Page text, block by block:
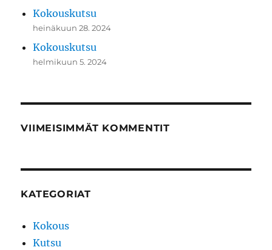
Kokouskutsu
heinäkuun 28. 2024
Kokouskutsu
helmikuun 5. 2024
VIIMEISIMMÄT KOMMENTIT
KATEGORIAT
Kokous
Kutsu